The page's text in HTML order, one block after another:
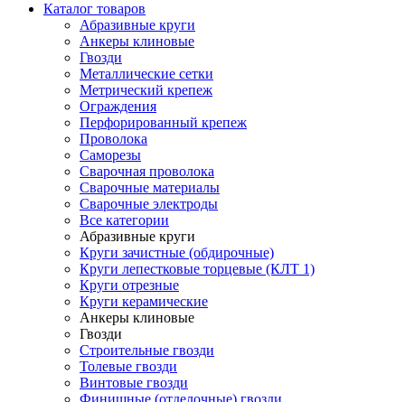
Каталог товаров
Абразивные круги
Анкеры клиновые
Гвозди
Металлические сетки
Метрический крепеж
Ограждения
Перфорированный крепеж
Проволока
Саморезы
Сварочная проволока
Сварочные материалы
Сварочные электроды
Все категории
Абразивные круги
Круги зачистные (обдирочные)
Круги лепестковые торцевые (КЛТ 1)
Круги отрезные
Круги керамические
Анкеры клиновые
Гвозди
Строительные гвозди
Толевые гвозди
Винтовые гвозди
Финишные (отделочные) гвозди